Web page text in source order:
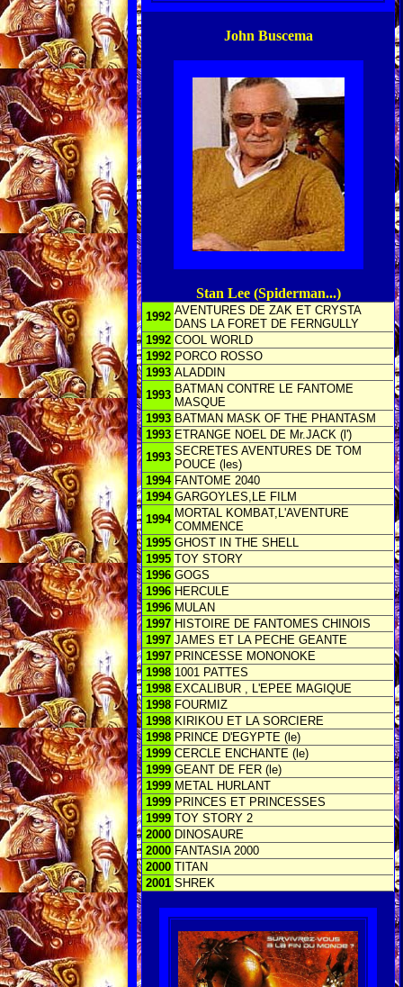
John Buscema
Stan Lee (Spiderman...)
1992 AVENTURES DE ZAK ET CRYSTA
DANS LA FORET DE FERNGULLY
1992 COOL WORLD
1992 PORCO ROSSO
1993 ALADDIN
1993 BATMAN CONTRE LE FANTOME
MASQUE
1993 BATMAN MASK OF THE PHANTASM
1993 ETRANGE NOEL DE Mr.JACK (l')
1993 SECRETES AVENTURES DE TOM
POUCE (les)
1994 FANTOME 2040
1994 GARGOYLES,LE FILM
1994 MORTAL KOMBAT,L'AVENTURE
COMMENCE
1995 GHOST IN THE SHELL
1995 TOY STORY
1996 GOGS
1996 HERCULE
1996 MULAN
1997 HISTOIRE DE FANTOMES CHINOIS
1997 JAMES ET LA PECHE GEANTE
1997 PRINCESSE MONONOKE
1998 1001 PATTES
1998 EXCALIBUR , L'EPEE MAGIQUE
1998 FOURMIZ
1998 KIRIKOU ET LA SORCIERE
1998 PRINCE D'EGYPTE (le)
1999 CERCLE ENCHANTE (le)
1999 GEANT DE FER (le)
1999 METAL HURLANT
1999 PRINCES ET PRINCESSES
1999 TOY STORY 2
2000 DINOSAURE
2000 FANTASIA 2000
2000 TITAN
2001 SHREK